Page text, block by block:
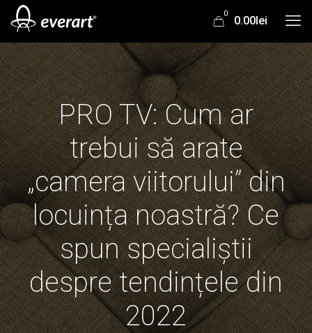
0
0.00lei
PRO TV: Cum ar
trebui să arate
„camera viitorului” din
locuința noastră? Ce
spun specialiștii
despre tendințele din
2022